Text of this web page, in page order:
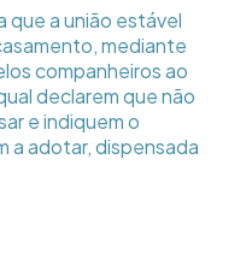
que a união estável
mediante
companheiros ao
declarem que não
e indiquem o
a adotar, dispensada